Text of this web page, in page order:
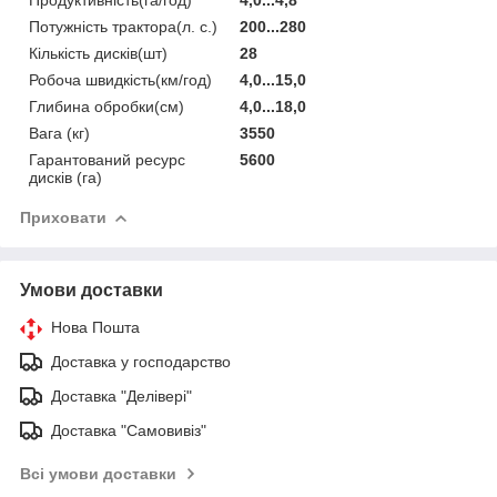
Потужність трактора(л. с.)
200...280
Кількість дисків(шт)
28
Робоча швидкість(км/год)
4,0...15,0
Глибина обробки(см)
4,0...18,0
Вага (кг)
3550
Гарантований ресурс
дисків (га)
5600
Приховати
Умови доставки
Нова Пошта
Доставка у господарство
Доставка "Делівері"
Доставка "Самовивіз"
Всі умови доставки